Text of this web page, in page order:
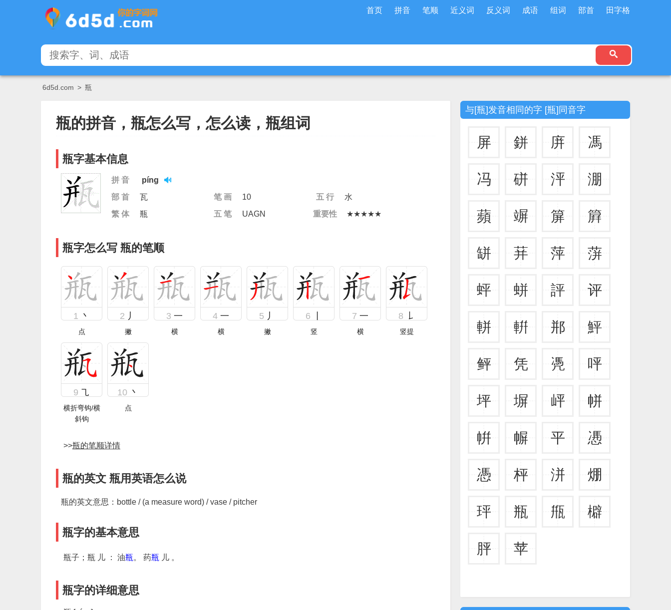
首页 拼音 笔顺 近义词 反义词 成语 组词 部首 田字格
6d5d.com > 瓶
瓶的拼音，瓶怎么写，怎么读，瓶组词
瓶字基本信息
拼 音
píng
部 首
瓦 笔 画 10 五 行
水
繁 体
瓶 五 笔 UAGN 重要性 ★★★★★
瓶字怎么写 瓶的笔顺
1 丶
点
2 丿
撇
3 一
横
4 一
横
5 丿
撇
6
竖
7 一
横
8 𠄌
竖提
9 ㇈
横折弯钩/横
斜钩
10 丶
点
>>瓶的笔顺详情
瓶的英文 瓶用英语怎么说
瓶的英文意思：bottle / (a measure word) / vase / pitcher
瓶字的基本意思
瓶子；瓶 儿 ： 油瓶。 药瓶 儿 。
瓶字的详细意思
与[瓶]发音相同的字 [瓶]同音字
屏 鉼 庰 馮
冯 硑 泙 淜
蘋 竮 箳 簈
缾 荓 萍 蓱
蚲 蛢 評 评
軿 輧 郱 鮃
鲆 凭 凴 呯
坪 塀 岼 帡
帲 幈 平 慿
憑 枰 洴 焩
玶 瓶 甁 檘
胓 苹